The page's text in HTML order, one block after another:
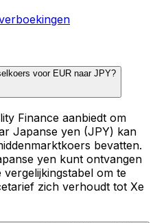
voor EUR naar JPY?
Finance aanbiedt om
Japanse yen (JPY) kan
bevatten.
yen kunt ontvangen
om te
zich verhoudt tot Xe